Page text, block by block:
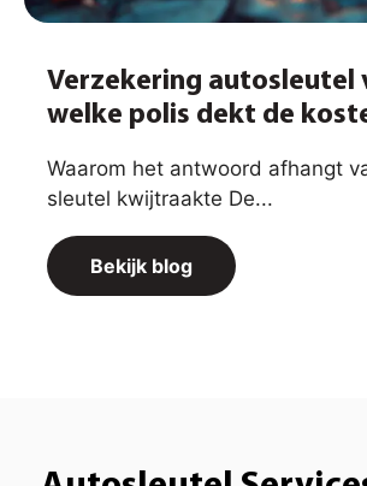
Verzekering autosleutel
welke polis dekt de
Waarom het antwoord afhangt
sleutel kwijtraakte De...
Bekijk blog